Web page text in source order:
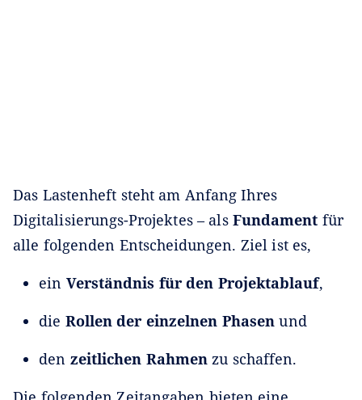
Das Lastenheft steht am Anfang Ihres
Digitalisierungs-Projektes – als Fundament für
alle folgenden Entscheidungen. Ziel ist es,
ein Verständnis für den Projektablauf,
die Rollen der einzelnen Phasen und
den zeitlichen Rahmen zu schaffen.